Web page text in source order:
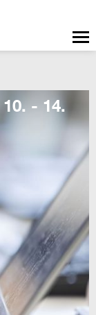
- 14.